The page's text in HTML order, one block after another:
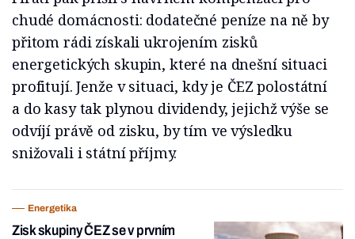
chudé domácnosti: dodatečné peníze na ně by
přitom rádi získali ukrojením zisků
energetických skupin, které na dnešní situaci
profitují. Jenže v situaci, kdy je ČEZ polostátní
a do kasy tak plynou dividendy, jejichž výše se
odvíjí právě od zisku, by tím ve výsledku
snižovali i státní příjmy.
Energetika
Zisk skupiny ČEZ se v prvním